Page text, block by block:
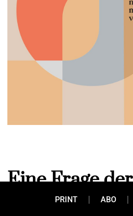
Eine Frage der
Perspektive
PRINT ABO